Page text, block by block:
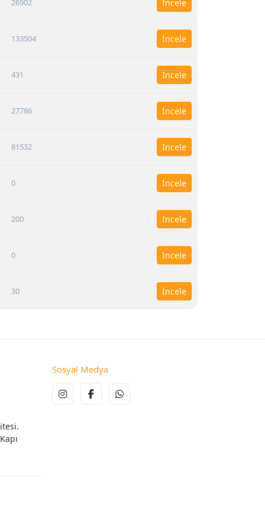
26902 İncele
133504 İncele
431 İncele
27786 İncele
81532 İncele
0 İncele
200 İncele
0 İncele
30 İncele
Sosyal Medya